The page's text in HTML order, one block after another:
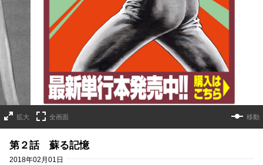
詳細ページへのリンク
拡大 全画面 移動
第２話 蘇る記憶
2018年02月01日